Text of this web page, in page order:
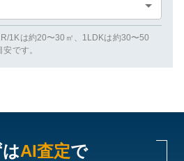
1Kは約20〜30㎡、1LDKは約30〜50
です。
AI査定で